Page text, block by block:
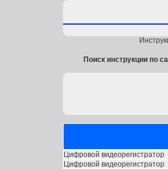
Поиск инструкции по
Цифровой видеорегистратор
Цифровой видеорегистратор